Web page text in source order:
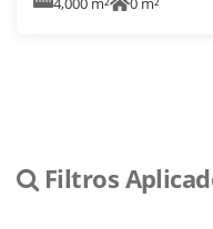
Filtros